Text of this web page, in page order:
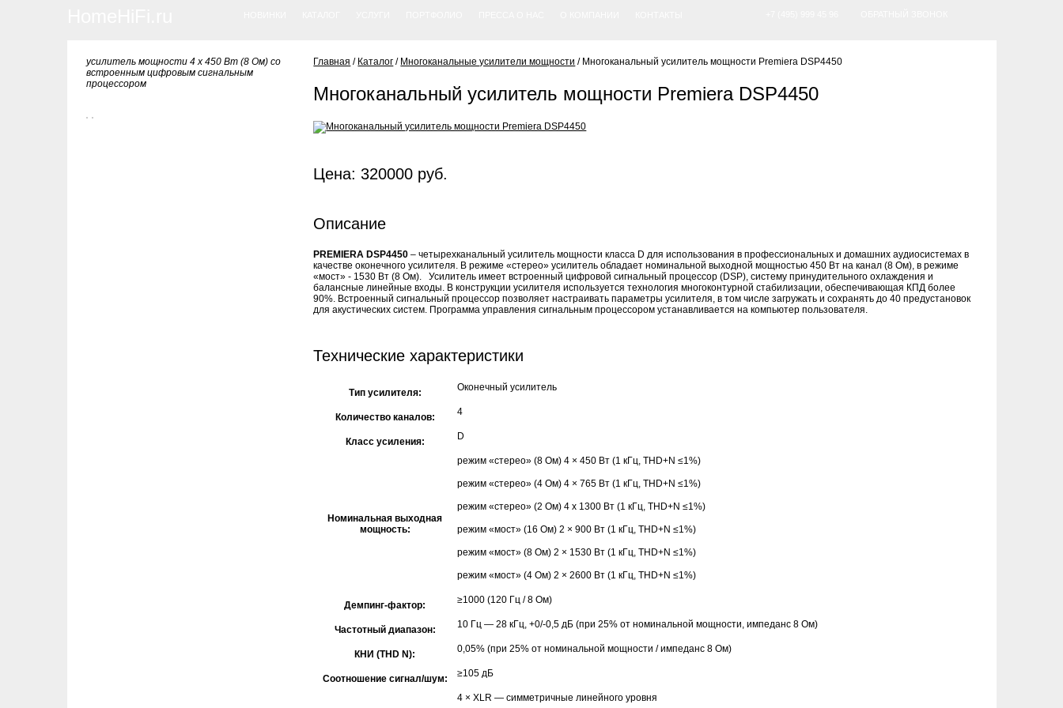
усилитель мощности 4 х 450 Вт (8 Ом) со
встроенным цифровым сигнальным
процессором
Главная / Каталог / Многоканальные усилители мощности / Многоканальный усилитель мощности Premiera DSP4450
Многоканальный усилитель мощности Premiera DSP4450
Цена: 320000 руб.
Описание
PREMIERA DSP4450 – четырехканальный усилитель мощности класса D для использования в профессиональных и домашних аудиосистемах в
качестве оконечного усилителя. В режиме «стерео» усилитель обладает номинальной выходной мощностью 450 Вт на канал (8 Ом), в режиме
«мост» - 1530 Вт (8 Ом). Усилитель имеет встроенный цифровой сигнальный процессор (DSP), систему принудительного охлаждения и
балансные линейные входы. В конструкции усилителя используется технология многоконтурной стабилизации, обеспечивающая КПД более
90%. Встроенный сигнальный процессор позволяет настраивать параметры усилителя, в том числе загружать и сохранять до 40 предустановок
для акустических систем. Программа управления сигнальным процессором устанавливается на компьютер пользователя.
Технические характеристики
Тип усилителя: Оконечный усилитель
Количество каналов: 4
Класс усиления: D
Номинальная выходная
мощность:
режим «стерео» (8 Ом) 4 × 450 Вт (1 кГц, THD+N ≤1%)
режим «стерео» (4 Ом) 4 × 765 Вт (1 кГц, THD+N ≤1%)
режим «стерео» (2 Ом) 4 x 1300 Вт (1 кГц, THD+N ≤1%)
режим «мост» (16 Ом) 2 × 900 Вт (1 кГц, THD+N ≤1%)
режим «мост» (8 Ом) 2 × 1530 Вт (1 кГц, THD+N ≤1%)
режим «мост» (4 Ом) 2 × 2600 Вт (1 кГц, THD+N ≤1%)
Демпинг-фактор: ≥1000 (120 Гц / 8 Ом)
Частотный диапазон: 10 Гц — 28 кГц, +0/-0,5 дБ (при 25% от номинальной мощности, импеданс 8 Ом)
КНИ (THD N): 0,05% (при 25% от номинальной мощности / импеданс 8 Ом)
Соотношение сигнал/шум: ≥105 дБ
4 × XLR — симметричные линейного уровня